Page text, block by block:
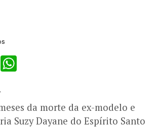
Email
da morte da ex-modelo e
Suzy Dayane do Espírito Santo